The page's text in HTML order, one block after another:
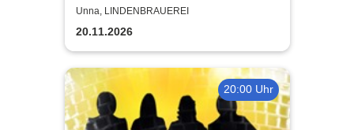
Unna, LINDENBRAUEREI
20.11.2026
20:00 Uhr